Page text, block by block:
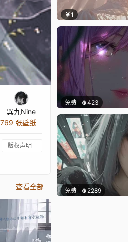
巽九Nine
769 张壁纸
版权声明
查看全部
￥1
免费 423
免费 2289